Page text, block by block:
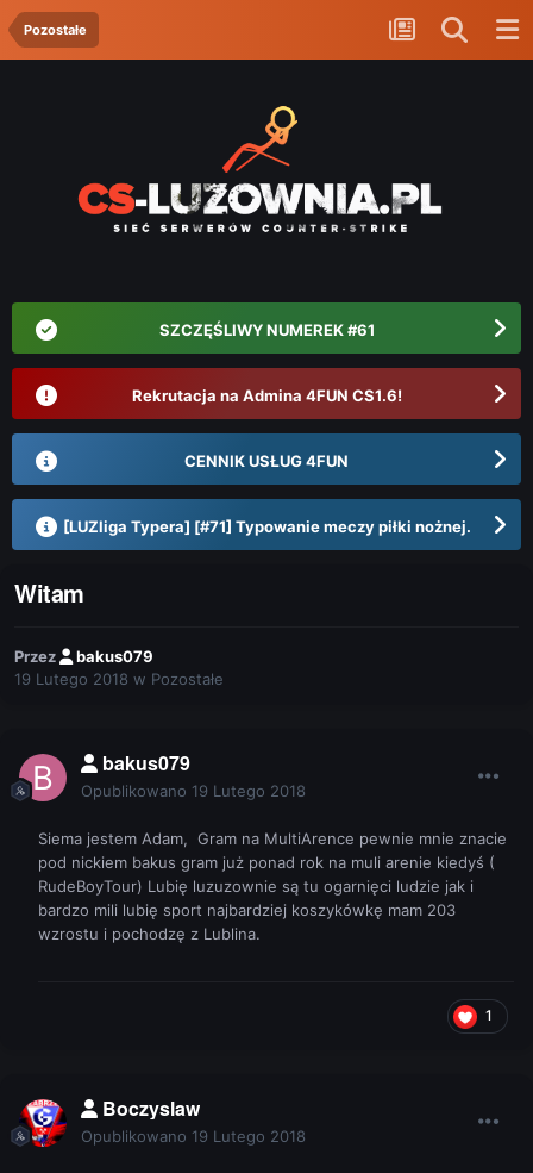
Pozostałe
SZCZĘŚLIWY NUMEREK #61
Rekrutacja na Admina 4FUN CS1.6!
CENNIK USŁUG 4FUN
[LUZliga Typera] [#71] Typowanie meczy piłki nożnej.
Witam
Przez
bakus079
19 Lutego 2018 w Pozostałe
bakus079
Opublikowano 19 Lutego 2018
Siema jestem Adam, Gram na MultiArence pewnie mnie znacie
pod nickiem bakus gram już ponad rok na muli arenie kiedyś (
RudeBoyTour) Lubię luzuzownie są tu ogarnięci ludzie jak i
bardzo mili lubię sport najbardziej koszykówkę mam 203
wzrostu i pochodzę z Lublina.
1
Boczyslaw
Opublikowano 19 Lutego 2018